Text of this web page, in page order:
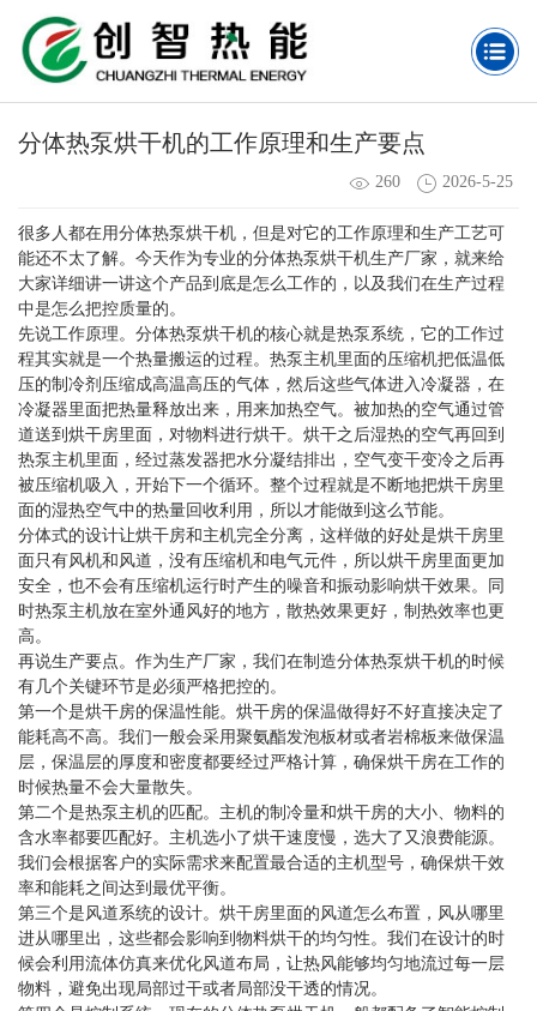
分体热泵烘干机的工作原理和生产要点
260 2026-5-25
很多人都在用分体热泵烘干机，但是对它的工作原理和生产工艺可
能还不太了解。今天作为专业的分体热泵烘干机生产厂家，就来给
大家详细讲一讲这个产品到底是怎么工作的，以及我们在生产过程
中是怎么把控质量的。
先说工作原理。分体热泵烘干机的核心就是热泵系统，它的工作过
程其实就是一个热量搬运的过程。热泵主机里面的压缩机把低温低
压的制冷剂压缩成高温高压的气体，然后这些气体进入冷凝器，在
冷凝器里面把热量释放出来，用来加热空气。被加热的空气通过管
道送到烘干房里面，对物料进行烘干。烘干之后湿热的空气再回到
热泵主机里面，经过蒸发器把水分凝结排出，空气变干变冷之后再
被压缩机吸入，开始下一个循环。整个过程就是不断地把烘干房里
面的湿热空气中的热量回收利用，所以才能做到这么节能。
分体式的设计让烘干房和主机完全分离，这样做的好处是烘干房里
面只有风机和风道，没有压缩机和电气元件，所以烘干房里面更加
安全，也不会有压缩机运行时产生的噪音和振动影响烘干效果。同
时热泵主机放在室外通风好的地方，散热效果更好，制热效率也更
高。
再说生产要点。作为生产厂家，我们在制造分体热泵烘干机的时候
有几个关键环节是必须严格把控的。
第一个是烘干房的保温性能。烘干房的保温做得好不好直接决定了
能耗高不高。我们一般会采用聚氨酯发泡板材或者岩棉板来做保温
层，保温层的厚度和密度都要经过严格计算，确保烘干房在工作的
时候热量不会大量散失。
第二个是热泵主机的匹配。主机的制冷量和烘干房的大小、物料的
含水率都要匹配好。主机选小了烘干速度慢，选大了又浪费能源。
我们会根据客户的实际需求来配置最合适的主机型号，确保烘干效
率和能耗之间达到最优平衡。
第三个是风道系统的设计。烘干房里面的风道怎么布置，风从哪里
进从哪里出，这些都会影响到物料烘干的均匀性。我们在设计的时
候会利用流体仿真来优化风道布局，让热风能够均匀地流过每一层
物料，避免出现局部过干或者局部没干透的情况。